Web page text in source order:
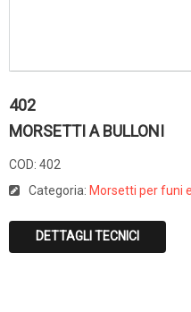
402
MORSETTI A BULLONI
COD: 402
Categoria: Morsetti per funi
DETTAGLI TECNICI